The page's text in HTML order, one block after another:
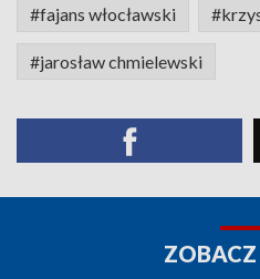
#fajans włocławski
#jarosław chmielewski